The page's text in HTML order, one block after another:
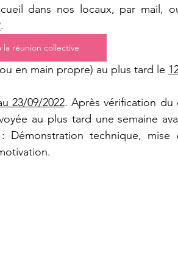
dans nos locaux, par mail,
.
la réunion collective
en main propre) au plus tard le
23/09/2022. Après vérification du
au plus tard une semaine
technique, mise